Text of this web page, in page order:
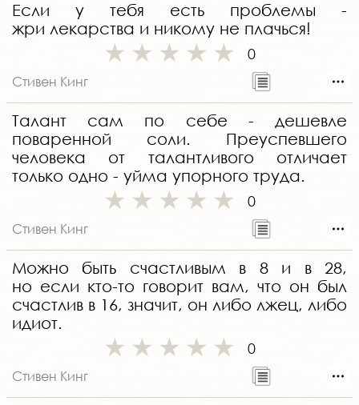
Если у тебя есть проблемы -
жри лекарства и никому не плачься!
0
Стивен Кинг
Талант сам по себе - дешевле
поваренной соли. Преуспевшего
человека от талантливого отличает
только одно - уйма упорного труда.
0
Стивен Кинг
Можно быть счастливым в 8 и в 28,
но если кто-то говорит вам, что он был
счастлив в 16, значит, он либо лжец, либо
идиот.
0
Стивен Кинг